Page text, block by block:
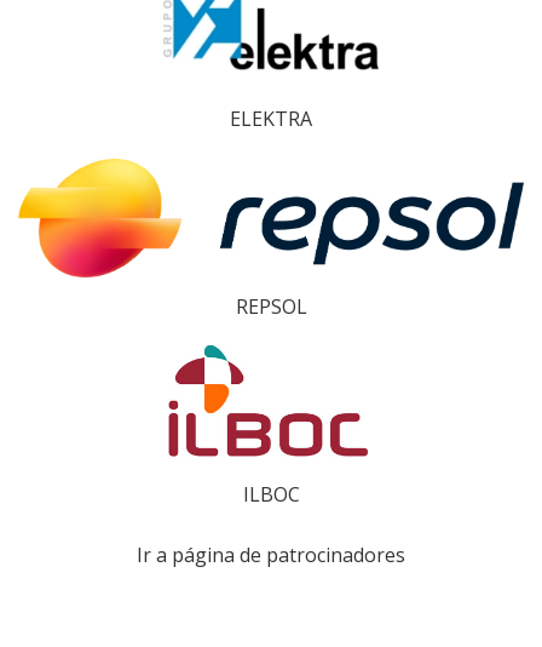
ELEKTRA
REPSOL
ILBOC
Ir a página de patrocinadores